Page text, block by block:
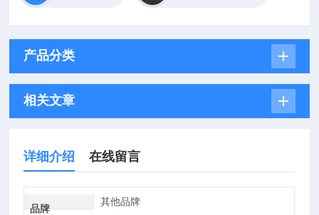
产品分类
相关文章
详细介绍 在线留言
品牌
其他品牌